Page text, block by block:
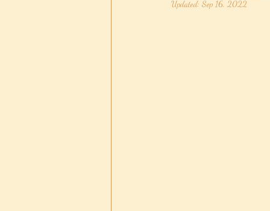
Updated: Sep 16, 2022